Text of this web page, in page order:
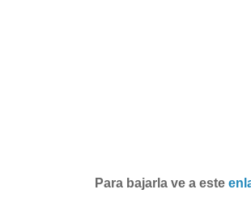
Para bajarla ve a este